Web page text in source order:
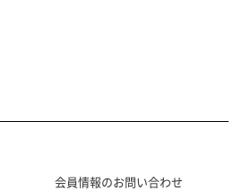
会員情報のお問い合わせ